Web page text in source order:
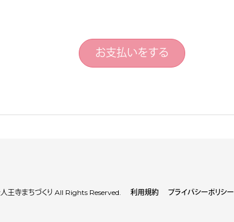
お支払いをする
王寺まちづくり All Rights Reserved. 利用規約 プライバシーポリシー